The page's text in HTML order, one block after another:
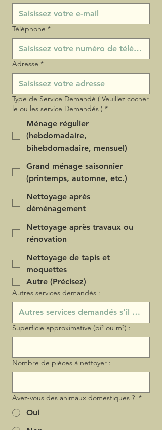
Téléphone *
Adresse *
Type de Service Demandé ( Veuillez cocher
le ou les service Demandés ) *
Ménage régulier
(hebdomadaire,
bihebdomadaire, mensuel)
Grand ménage saisonnier
(printemps, automne, etc.)
Nettoyage après
déménagement
Nettoyage après travaux ou
rénovation
Nettoyage de tapis et
moquettes
Autre (Précisez)
Autres services demandés :
Superficie approximative (pi² ou m²) :
Nombre de pièces à nettoyer :
Avez-vous des animaux domestiques ? *
Oui